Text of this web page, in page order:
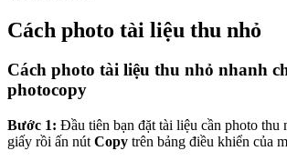
Cách photo tài liệu thu nhỏ
Cách photo tài liệu thu nhỏ nhanh
photocopy
Bước 1: Đầu tiên bạn đặt tài liệu cần photo thu
giấy rồi ấn nút Copy trên bảng điều khiển của